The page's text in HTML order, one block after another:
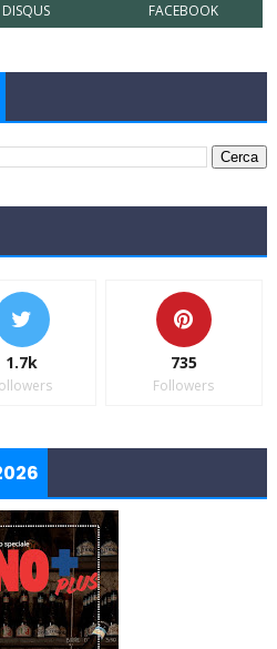
DISQUS FACEBOOK
1.7k 735
Followers